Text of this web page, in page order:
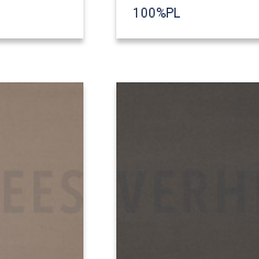
100%PL